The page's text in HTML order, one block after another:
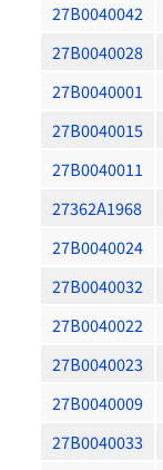
27B0040042
27B0040028
27B0040001
27B0040015
27B0040011
27362A1968
27B0040024
27B0040032
27B0040022
27B0040023
27B0040009
27B0040033